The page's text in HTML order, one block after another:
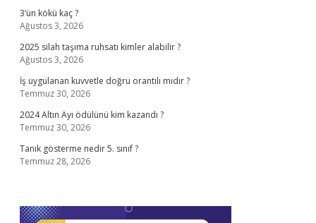
3’ün kökü kaç ?
Ağustos 3, 2026
2025 silah taşıma ruhsatı kimler alabilir ?
Ağustos 3, 2026
İş uygulanan kuvvetle doğru orantılı mıdır ?
Temmuz 30, 2026
2024 Altın Ayı ödülünü kim kazandı ?
Temmuz 30, 2026
Tanık gösterme nedir 5. sınıf ?
Temmuz 28, 2026